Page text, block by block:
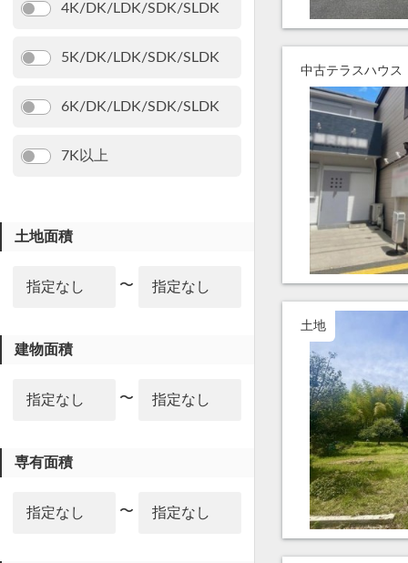
4K/DK/LDK/SDK/SLDK
5K/DK/LDK/SDK/SLDK
6K/DK/LDK/SDK/SLDK
7K以上
土地面積
〜
建物面積
〜
専有面積
〜
中古テラスハウス
土地